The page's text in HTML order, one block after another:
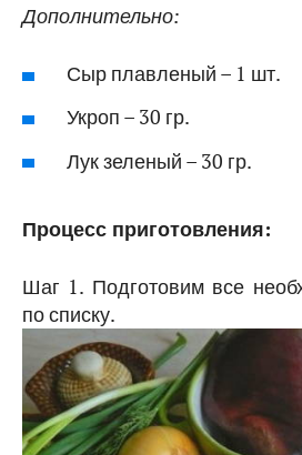
Дополнительно:
Сыр плавленый – 1 шт.
Укроп – 30 гр.
Лук зеленый – 30 гр.
Процесс приготовления:
Шаг 1. Подготовим все
по списку.